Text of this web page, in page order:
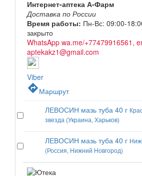
Интернет-аптека А-Фарм
Доставка по России
Время работы: Пн-Вс: 09:00-
закрыто
WhatsApp wa.me/+77479916561,
aptekakz1@gmail.com
Viber
directionsМаршрут
ЛЕВОСИН мазь туба 40 г
звезда (Украина, Харьков)
ЛЕВОСИН мазь туба 40 г
(Россия, Нижний Новгород)